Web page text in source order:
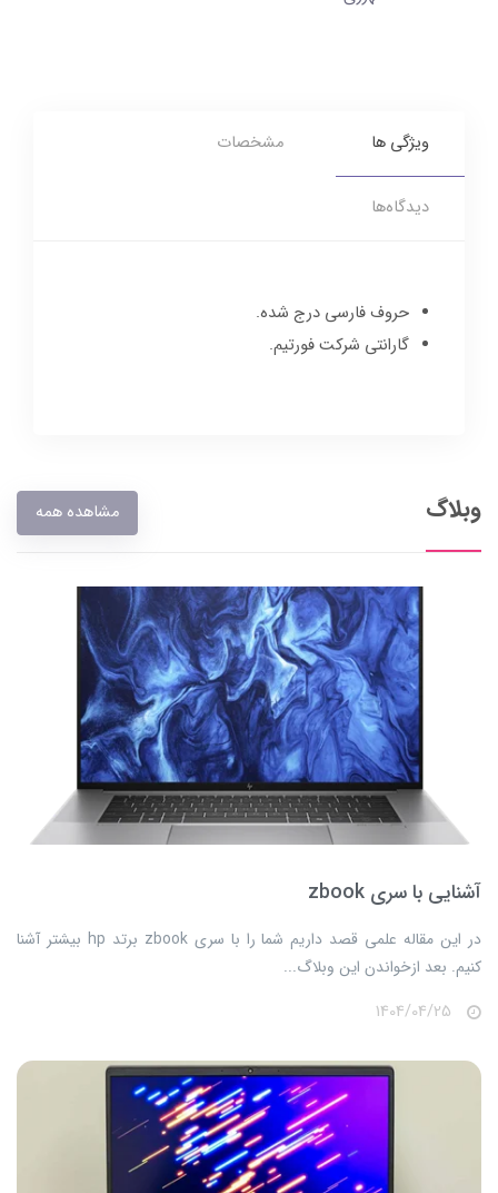
ویژگی ها مشخصات
دیدگاه‌ها
حروف فارسی درج شده.
گارانتی شرکت فورتیم.
وبلاگ مشاهده همه
آشنایی با سری zbook
​​​​در این مقاله علمی قصد داریم شما را با سری zbook برتد hp بیشتر آشنا
کنیم. بعد ازخواندن این وبلاگ...